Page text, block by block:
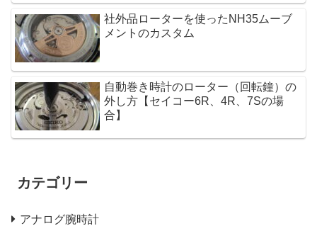
社外品ローターを使ったNH35ムーブ
メントのカスタム
自動巻き時計のローター（回転鐘）の
外し方【セイコー6R、4R、7Sの場
合】
カテゴリー
アナログ腕時計